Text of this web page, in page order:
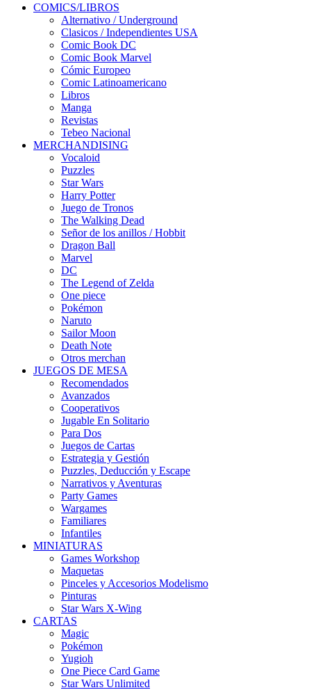
COMICS/LIBROS
Alternativo / Underground
Clasicos / Independientes USA
Comic Book DC
Comic Book Marvel
Cómic Europeo
Comic Latinoamericano
Libros
Manga
Revistas
Tebeo Nacional
MERCHANDISING
Vocaloid
Puzzles
Star Wars
Harry Potter
Juego de Tronos
The Walking Dead
Señor de los anillos / Hobbit
Dragon Ball
Marvel
DC
The Legend of Zelda
One piece
Pokémon
Naruto
Sailor Moon
Death Note
Otros merchan
JUEGOS DE MESA
Recomendados
Avanzados
Cooperativos
Jugable En Solitario
Para Dos
Juegos de Cartas
Estrategia y Gestión
Puzzles, Deducción y Escape
Narrativos y Aventuras
Party Games
Wargames
Familiares
Infantiles
MINIATURAS
Games Workshop
Maquetas
Pinceles y Accesorios Modelismo
Pinturas
Star Wars X-Wing
CARTAS
Magic
Pokémon
Yugioh
One Piece Card Game
Star Wars Unlimited